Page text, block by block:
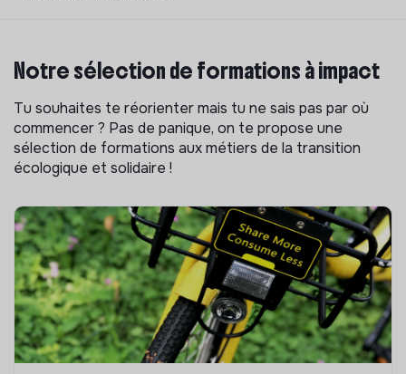
Notre sélection de formations à impact
Tu souhaites te réorienter mais tu ne sais pas par où
commencer ? Pas de panique, on te propose une
sélection de formations aux métiers de la transition
écologique et solidaire !